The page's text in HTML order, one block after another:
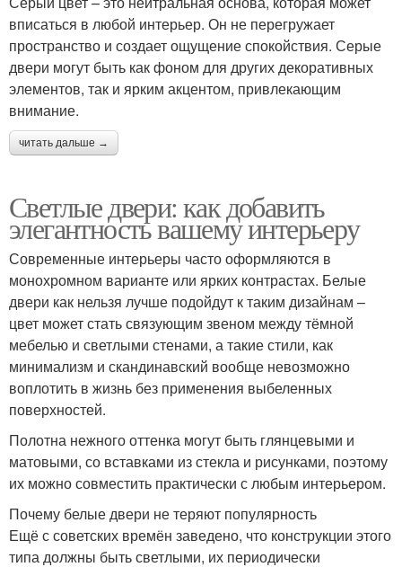
вписаться в любой интерьер. Он не перегружает
пространство и создает ощущение спокойствия. Серые
двери могут быть как фоном для других декоративных
элементов, так и ярким акцентом, привлекающим
внимание.
читать дальше →
Светлые двери: как добавить
элегантность вашему интерьеру
Современные интерьеры часто оформляются в
монохромном варианте или ярких контрастах. Белые
двери как нельзя лучше подойдут к таким дизайнам –
цвет может стать связующим звеном между тёмной
мебелью и светлыми стенами, а такие стили, как
минимализм и скандинавский вообще невозможно
воплотить в жизнь без применения выбеленных
поверхностей.
Полотна нежного оттенка могут быть глянцевыми и
матовыми, со вставками из стекла и рисунками, поэтому
их можно совместить практически с любым интерьером.
Почему белые двери не теряют популярность
Ещё с советских времён заведено, что конструкции этого
типа должны быть светлыми, их периодически